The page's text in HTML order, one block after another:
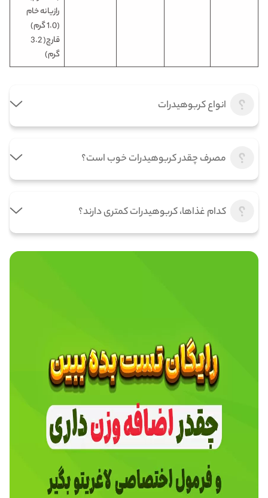
رازیانه خام
(1.0 گرم)
قارچ( 3.2
گرم)
انواع کربوهیدرات
مصرف چقدر کربوهیدرات خوب است؟
کدام غذاها، کربوهیدرات کمتری دارند؟